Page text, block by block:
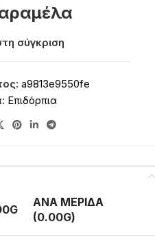
σύγκριση
a9813e9550fe
Επιδόρπια
ΑΝΑ ΜΕΡΙΔΑ
(0.00G)